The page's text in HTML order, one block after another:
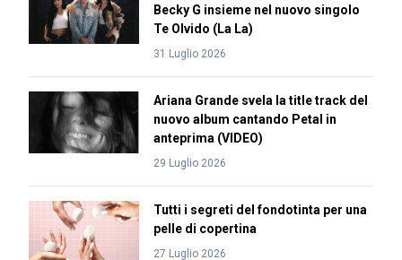
Becky G insieme nel nuovo singolo
Te Olvido (La La)
31 Luglio 2026
Ariana Grande svela la title track del
nuovo album cantando Petal in
anteprima (VIDEO)
29 Luglio 2026
Tutti i segreti del fondotinta per una
pelle di copertina
27 Luglio 2026